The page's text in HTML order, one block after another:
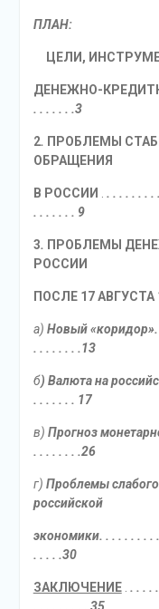
ПЛАН:
ЦЕЛИ,
ДЕНЕЖНО-
. . . . . . .3
2. ПРОБЛЕМЫ
ОБРАЩЕНИЯ
В РОССИИ
. . . . . . . .
. . . . . . . 9
3. ПРОБЛЕМЫ
РОССИИ
ПОСЛЕ 17 АВГУСТА
а) Новый «коридор». .
. . . . . . . .13
б) Валюта на
. . . . . . . 17
в) Прогноз
. . . . . . . .26
г) Проблемы
российской
экономики. . . . . . . . . .
. . . . .30
ЗАКЛЮЧЕНИЕ . . . .